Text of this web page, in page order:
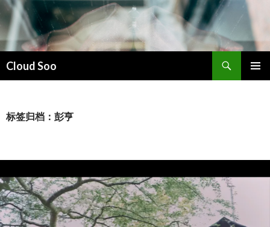
Cloud Soo
索
文
标签归档：彭亨